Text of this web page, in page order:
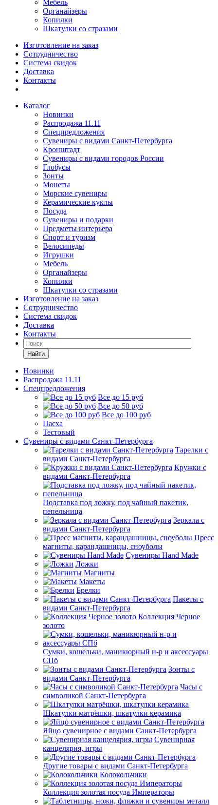
Мебель
Органайзеры
Копилки
Шкатулки со стразами
Изготовление на заказ
Сотрудничество
Система скидок
Доставка
Контакты
Каталог
Новинки
Распродажа 11.11
Спецпредложения
Сувениры с видами Санкт-Петербурга
Кронштадт
Сувениры с видами городов России
Глобусы
Зонты
Монеты
Морские сувениры
Керамические куклы
Посуда
Сувениры и подарки
Предметы интерьера
Спорт и туризм
Велосипеды
Игрушки
Мебель
Органайзеры
Копилки
Шкатулки со стразами
Изготовление на заказ
Сотрудничество
Система скидок
Доставка
Контакты
Найти
Новинки
Распродажа 11.11
Спецпредложения
Все до 15 руб
Все до 50 руб
Все до 100 руб
Пасха
Тестовый
Сувениры с видами Санкт-Петербурга
Тарелки с
видами Санкт-Петербурга
Кружки с
видами Санкт-Петербурга
Подставка под ложку, под чайный пакетик,
пепельница
Зеркала с
видами Санкт-Петербурга
Пресс
магниты, карандашницы, сноуболы
Сувениры Hand Made
Ложки
Магниты
Макеты
Брелки
Пакеты с
видами Санкт-Петербурга
Коллекция Черное
золото
Сумки, кошельки, маникюрный н-р и аксессуары
СПб
Зонты с
видами Санкт-Петербурга
Часы с
символикой Санкт-Петербурга
Шкатулки матрёшки, шкатулки керамика
Яйцо сувенирное с видами Санкт-Петербурга
Сувенирная
канцелярия, игры
Другие товары с видами Санкт-Петербурга
Колокольчики
Коллекция золотая посуда Императоры